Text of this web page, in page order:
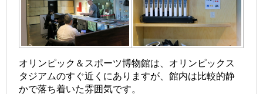
オリンピック＆スポーツ博物館は、オリンピックス
タジアムのすぐ近くにありますが、館内は比較的静
かで落ち着いた雰囲気です。